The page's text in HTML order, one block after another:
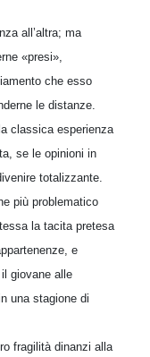
all’altra; ma
«presi»,
che esso
le distanze.
classica esperienza
se le opinioni in
totalizzante.
più problematico
la tacita pretesa
e
giovane alle
una stagione di
fragilità dinanzi alla